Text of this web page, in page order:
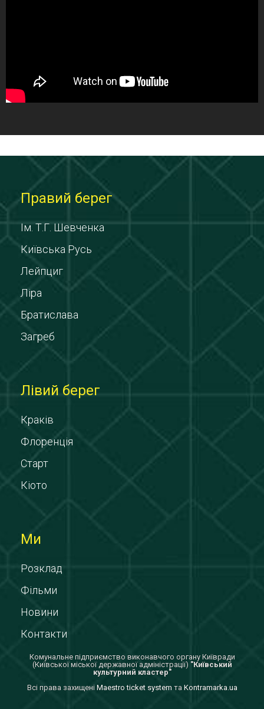
Правий берег
Ім. Т.Г. Шевченка
Київська Русь
Лейпциг
Ліра
Братислава
Загреб
Лівий берег
Краків
Флоренція
Старт
Кіото
Ми
Розклад
Фільми
Новини
Контакти
Комунальне підприємство виконавчого органу Київради
(Київської міської державної адміністрації) "Київський
культурний кластер"
Всi права захищенi Maestro ticket system та Kontramarka.ua